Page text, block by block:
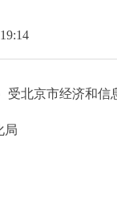
受北京市经济和
局